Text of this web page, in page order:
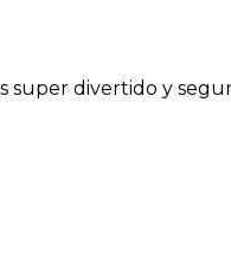
super divertido y